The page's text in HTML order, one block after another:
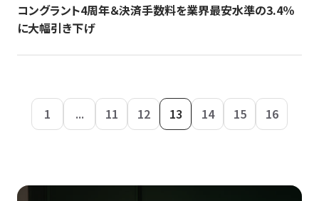
コングラント4周年＆決済手数料を業界最安水準の3.4％
に大幅引き下げ
1 ... 11 12 13 14 15 16